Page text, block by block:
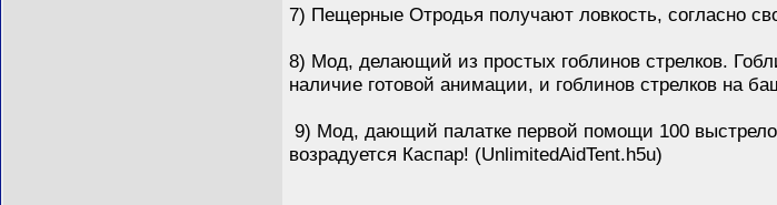
7) Пещерные Отродья получают ловкость, согласно
8) Мод, делающий из простых гоблинов стрелков.
наличие готовой анимации, и гоблинов стрелков на
9) Мод, дающий палатке первой помощи 100
возрадуется Каспар! (UnlimitedAidTent.h5u)